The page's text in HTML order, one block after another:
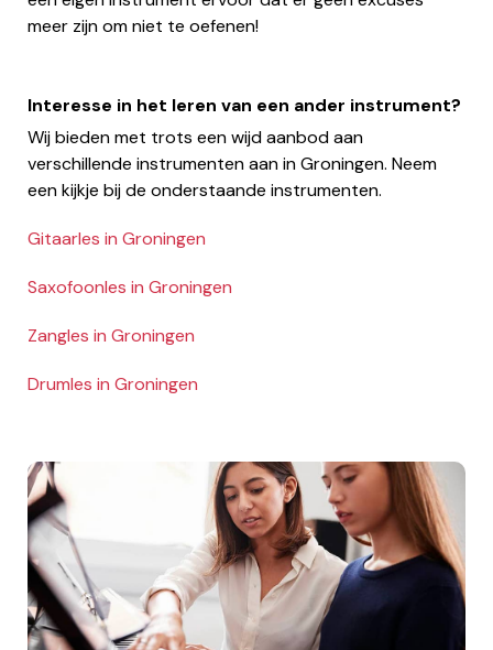
meer zijn om niet te oefenen!
Interesse in het leren van een ander instrument?
Wij bieden met trots een wijd aanbod aan
verschillende instrumenten aan in Groningen. Neem
een kijkje bij de onderstaande instrumenten.
Gitaarles in Groningen
Saxofoonles in Groningen
Zangles in Groningen
Drumles in Groningen